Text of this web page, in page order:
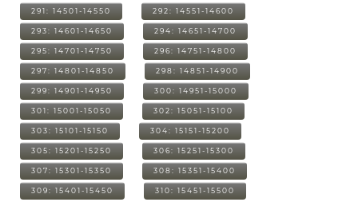
291: 14501-14550 292: 14551-14600
293: 14601-14650 294: 14651-14700
295: 14701-14750 296: 14751-14800
297: 14801-14850 298: 14851-14900
299: 14901-14950 300: 14951-15000
301: 15001-15050 302: 15051-15100
303: 15101-15150 304: 15151-15200
305: 15201-15250 306: 15251-15300
307: 15301-15350 308: 15351-15400
309: 15401-15450 310: 15451-15500